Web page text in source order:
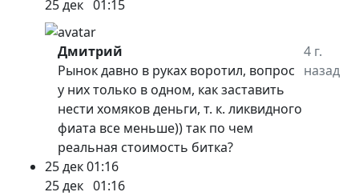
25 дек 01:15
Дмитрий
Рынок давно в руках воротил, вопрос
у них только в одном, как заставить
нести хомяков деньги, т. к. ликвидного
фиата все меньше)) так по чем
реальная стоимость битка?
4 г.
назад
25 дек01:16
25 дек 01:16